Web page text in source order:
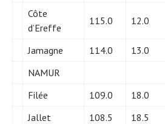
Côte
d’Ereffe
115.0 12.0
Jamagne 114.0 13.0
NAMUR
Filée
109.0 18.0
Jallet
108.5 18.5